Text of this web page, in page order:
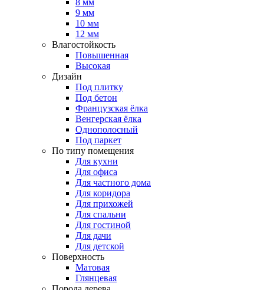
8 мм
9 мм
10 мм
12 мм
Влагостойкость
Повышенная
Высокая
Дизайн
Под плитку
Под бетон
Французская ёлка
Венгерская ёлка
Однополосный
Под паркет
По типу помещения
Для кухни
Для офиса
Для частного дома
Для коридора
Для прихожей
Для спальни
Для гостиной
Для дачи
Для детской
Поверхность
Матовая
Глянцевая